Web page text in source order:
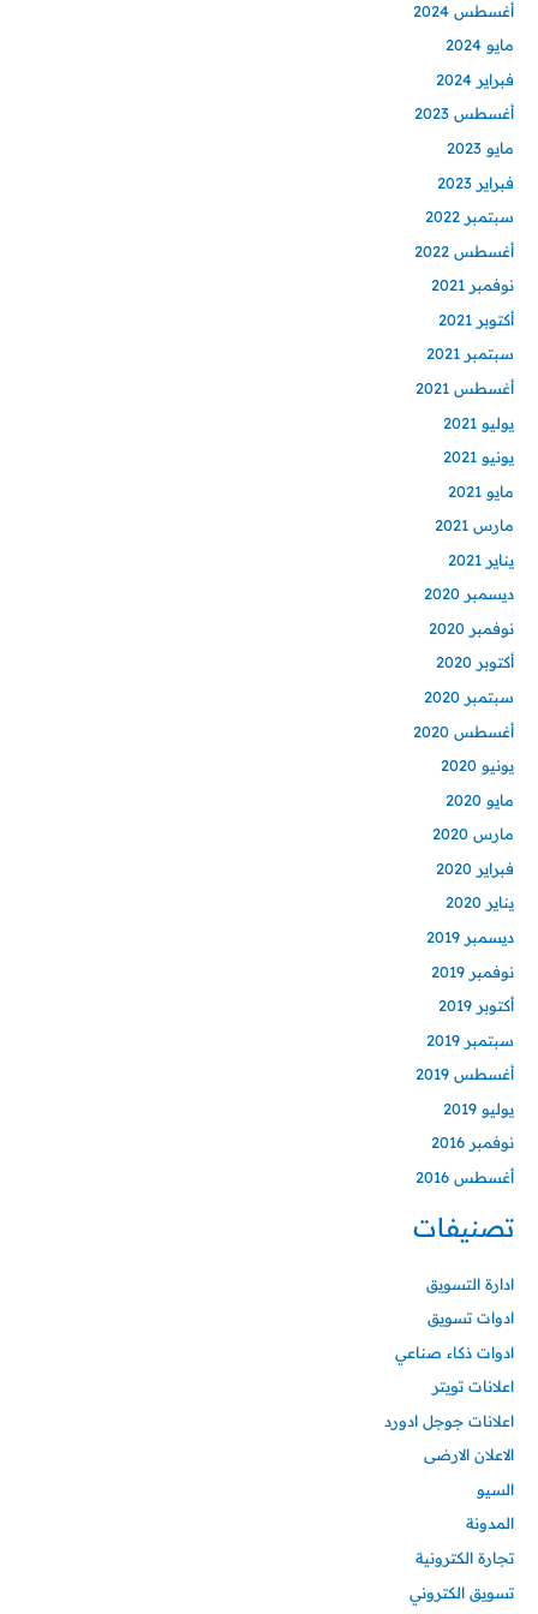
أغسطس 2024
مايو 2024
فبراير 2024
أغسطس 2023
مايو 2023
فبراير 2023
سبتمبر 2022
أغسطس 2022
نوفمبر 2021
أكتوبر 2021
سبتمبر 2021
أغسطس 2021
يوليو 2021
يونيو 2021
مايو 2021
مارس 2021
يناير 2021
ديسمبر 2020
نوفمبر 2020
أكتوبر 2020
سبتمبر 2020
أغسطس 2020
يونيو 2020
مايو 2020
مارس 2020
فبراير 2020
يناير 2020
ديسمبر 2019
نوفمبر 2019
أكتوبر 2019
سبتمبر 2019
أغسطس 2019
يوليو 2019
نوفمبر 2016
أغسطس 2016
تصنيفات
ادارة التسويق
ادوات تسويق
ادوات ذكاء صناعي
اعلانات تويتر
اعلانات جوجل ادورد
الاعلان الارضى
السيو
المدونة
تجارة الكترونية
تسويق الكتروني